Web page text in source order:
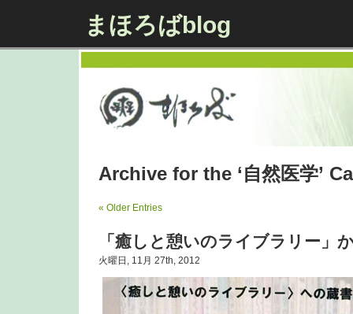
まほろばblog
Archive for the ‘自然医学’
« Older Entries
「癒しと憩いのライブラリー」
火曜日, 11月 27th, 2012